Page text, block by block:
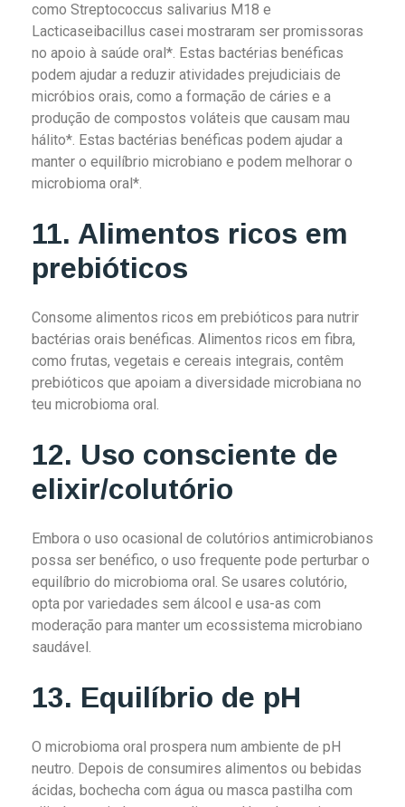
como Streptococcus salivarius M18 e
Lacticaseibacillus casei mostraram ser promissoras
no apoio à saúde oral*. Estas bactérias benéficas
podem ajudar a reduzir atividades prejudiciais de
micróbios orais, como a formação de cáries e a
produção de compostos voláteis que causam mau
hálito*. Estas bactérias benéficas podem ajudar a
manter o equilíbrio microbiano e podem melhorar o
microbioma oral*.
11. Alimentos ricos em
prebióticos
Consome alimentos ricos em prebióticos para nutrir
bactérias orais benéficas. Alimentos ricos em fibra,
como frutas, vegetais e cereais integrais, contêm
prebióticos que apoiam a diversidade microbiana no
teu microbioma oral.
12. Uso consciente de
elixir/colutório
Embora o uso ocasional de colutórios antimicrobianos
possa ser benéfico, o uso frequente pode perturbar o
equilíbrio do microbioma oral. Se usares colutório,
opta por variedades sem álcool e usa-as com
moderação para manter um ecossistema microbiano
saudável.
13. Equilíbrio de pH
O microbioma oral prospera num ambiente de pH
neutro. Depois de consumires alimentos ou bebidas
ácidas, bochecha com água ou masca pastilha com